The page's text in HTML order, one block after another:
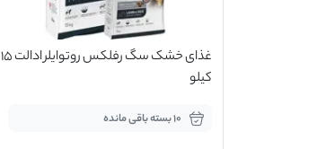
غذای خشک سگ رفلکس روتوایلر ادالت 15
کیلو
10 بسته باقی مانده